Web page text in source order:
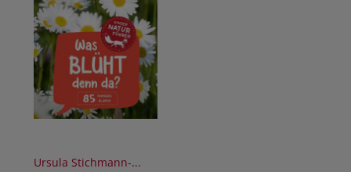
Ursula Stichmann-...